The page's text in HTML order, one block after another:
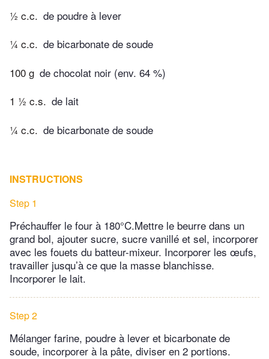
½ c.c. de poudre à lever
¼ c.c. de bicarbonate de soude
100 g de chocolat noir (env. 64 %)
1 ½ c.s. de lait
¼ c.c. de bicarbonate de soude
INSTRUCTIONS
Step 1
Préchauffer le four à 180°C.Mettre le beurre dans un
grand bol, ajouter sucre, sucre vanillé et sel, incorporer
avec les fouets du batteur-mixeur. Incorporer les œufs,
travailler jusqu’à ce que la masse blanchisse.
Incorporer le lait.
Step 2
Mélanger farine, poudre à lever et bicarbonate de
soude, incorporer à la pâte, diviser en 2 portions.